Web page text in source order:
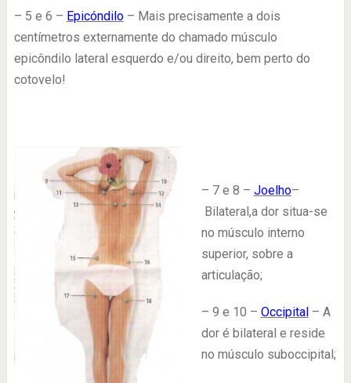
– 5 e 6 – Epicóndilo– Mais precisamente a dois
centímetros externamente do chamado músculo
epicôndilo lateral esquerdo e/ou direito, bem perto do
cotovelo!
– 7 e 8 – Joelho–
Bilateral,a dor situa-se
no músculo interno
superior, sobre a
articulação;
– 9 e 10 – Occipital – A
dor é bilateral e reside
no músculo suboccipital;